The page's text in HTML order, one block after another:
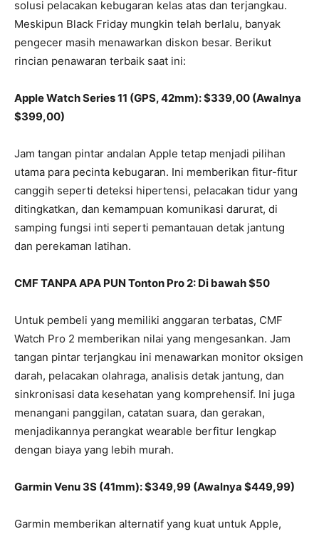
solusi pelacakan kebugaran kelas atas dan terjangkau.
Meskipun Black Friday mungkin telah berlalu, banyak
pengecer masih menawarkan diskon besar. Berikut
rincian penawaran terbaik saat ini:
Apple Watch Series 11 (GPS, 42mm): $339,00 (Awalnya
$399,00)
Jam tangan pintar andalan Apple tetap menjadi pilihan
utama para pecinta kebugaran. Ini memberikan fitur-fitur
canggih seperti deteksi hipertensi, pelacakan tidur yang
ditingkatkan, dan kemampuan komunikasi darurat, di
samping fungsi inti seperti pemantauan detak jantung
dan perekaman latihan.
CMF TANPA APA PUN Tonton Pro 2: Di bawah $50
Untuk pembeli yang memiliki anggaran terbatas, CMF
Watch Pro 2 memberikan nilai yang mengesankan. Jam
tangan pintar terjangkau ini menawarkan monitor oksigen
darah, pelacakan olahraga, analisis detak jantung, dan
sinkronisasi data kesehatan yang komprehensif. Ini juga
menangani panggilan, catatan suara, dan gerakan,
menjadikannya perangkat wearable berfitur lengkap
dengan biaya yang lebih murah.
Garmin Venu 3S (41mm): $349,99 (Awalnya $449,99)
Garmin memberikan alternatif yang kuat untuk Apple,